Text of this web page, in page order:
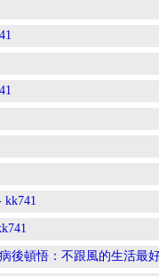
kk741
後頓悟：不跟風的生活最